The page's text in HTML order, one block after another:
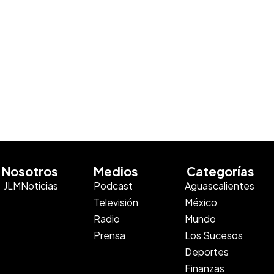
Nosotros
JLMNoticias
Medios
Podcast
Televisión
Radio
Prensa
Categorías
Aguascalientes
México
Mundo
Los Sucesos
Deportes
Finanzas